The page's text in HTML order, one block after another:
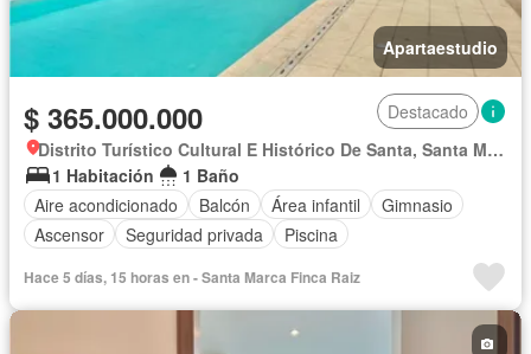
Apartaestudio
$ 365.000.000
Destacado
Distrito Turístico Cultural E Histórico De Santa, Santa Marta
1 Habitación
1 Baño
Aire acondicionado
Balcón Área infantil
Gimnasio
Ascensor
Seguridad privada Piscina
Hace 5 días, 15 horas en - Santa Marca Finca Raiz